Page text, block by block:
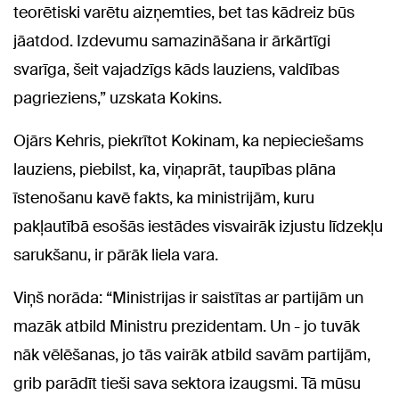
teorētiski varētu aizņemties, bet tas kādreiz būs
jāatdod. Izdevumu samazināšana ir ārkārtīgi
svarīga, šeit vajadzīgs kāds lauziens, valdības
pagrieziens,” uzskata Kokins.
Ojārs Kehris, piekrītot Kokinam, ka nepieciešams
lauziens, piebilst, ka, viņaprāt, taupības plāna
īstenošanu kavē fakts, ka ministrijām, kuru
pakļautībā esošās iestādes visvairāk izjustu līdzekļu
sarukšanu, ir pārāk liela vara.
Viņš norāda: “Ministrijas ir saistītas ar partijām un
mazāk atbild Ministru prezidentam. Un - jo tuvāk
nāk vēlēšanas, jo tās vairāk atbild savām partijām,
grib parādīt tieši sava sektora izaugsmi. Tā mūsu